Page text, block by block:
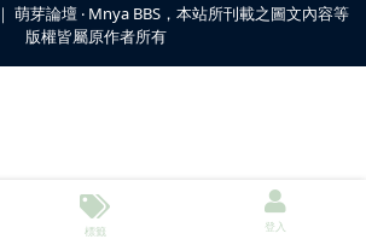
｜ 萌芽論壇 ‧ Mnya BBS，本站所刊載之圖文內容等
版權皆屬原作者所有
標籤 登入